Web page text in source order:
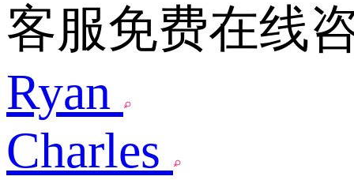
客服免费在线
Ryan
Charles